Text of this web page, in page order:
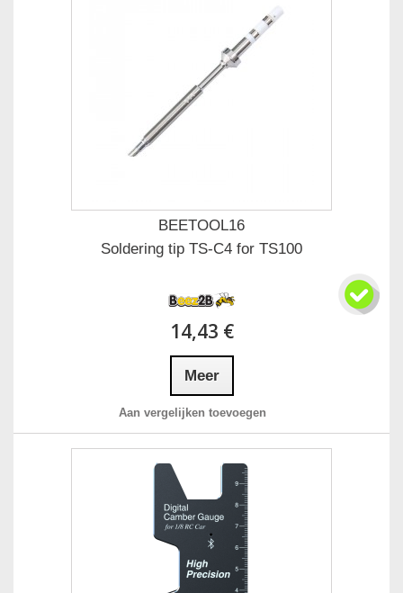
BEETOOL16
Soldering tip TS-C4 for TS100
14,43 €
Meer
Aan vergelijken toevoegen